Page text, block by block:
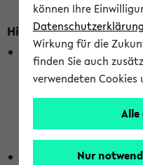
Hinweise zur Liste der
In dieser Liste werden
berücksichtigt, die
Stunden stattfinden.
wurden. Die Anzeige
abhängig vom im
Die hier gezeigte Liste
können Ihre
Datenschutzerklärung
Wirkung für die
finden Sie auch
verwendeten Cookies
Nur